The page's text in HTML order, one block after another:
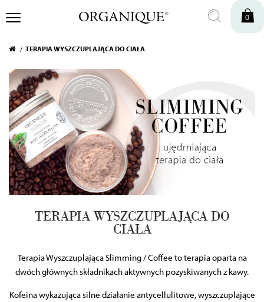
0
TERAPIA WYSZCZUPLAJĄCA DO CIAŁA
TERAPIA WYSZCZUPLAJĄCA DO
CIAŁA
Terapia Wyszczuplająca Slimming / Coffee to terapia oparta na
dwóch głównych składnikach aktywnych pozyskiwanych z kawy.
Kofeina wykazująca silne działanie antycellulitowe, wyszczuplające